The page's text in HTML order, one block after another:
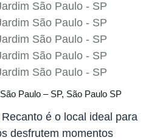
Paulo – SP, São Paulo SP
é o local ideal para
desfrutem momentos